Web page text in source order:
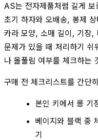
AS는 전자제품처럼 길게
초기 하자와 오배송, 봉제
카라 모양, 소매 길이, 기장,
문제가 있을 때 처리하기 쉬
나 올풀림 여부를 체크하는
구매 전 체크리스트를 간단
본인 키에서 롱 기
베이지와 블랙 중
기